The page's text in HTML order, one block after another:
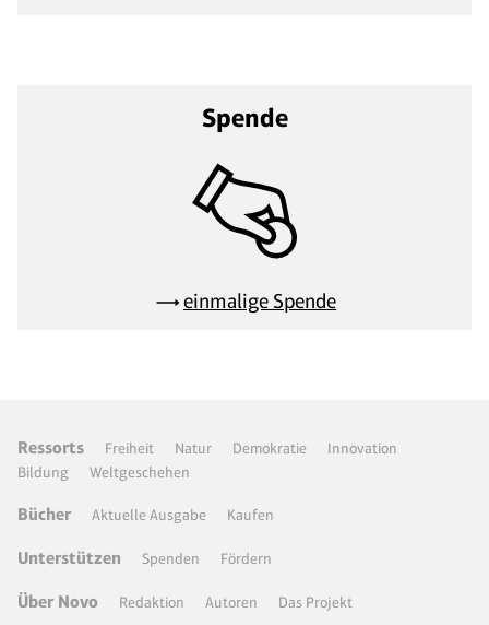
Spende
einmalige Spende
Ressorts Freiheit Natur Demokratie
Innovation
Bildung
Weltgeschehen
Bücher Aktuelle Ausgabe Kaufen
Unterstützen Spenden Fördern
Über Novo Redaktion Autoren Das Projekt